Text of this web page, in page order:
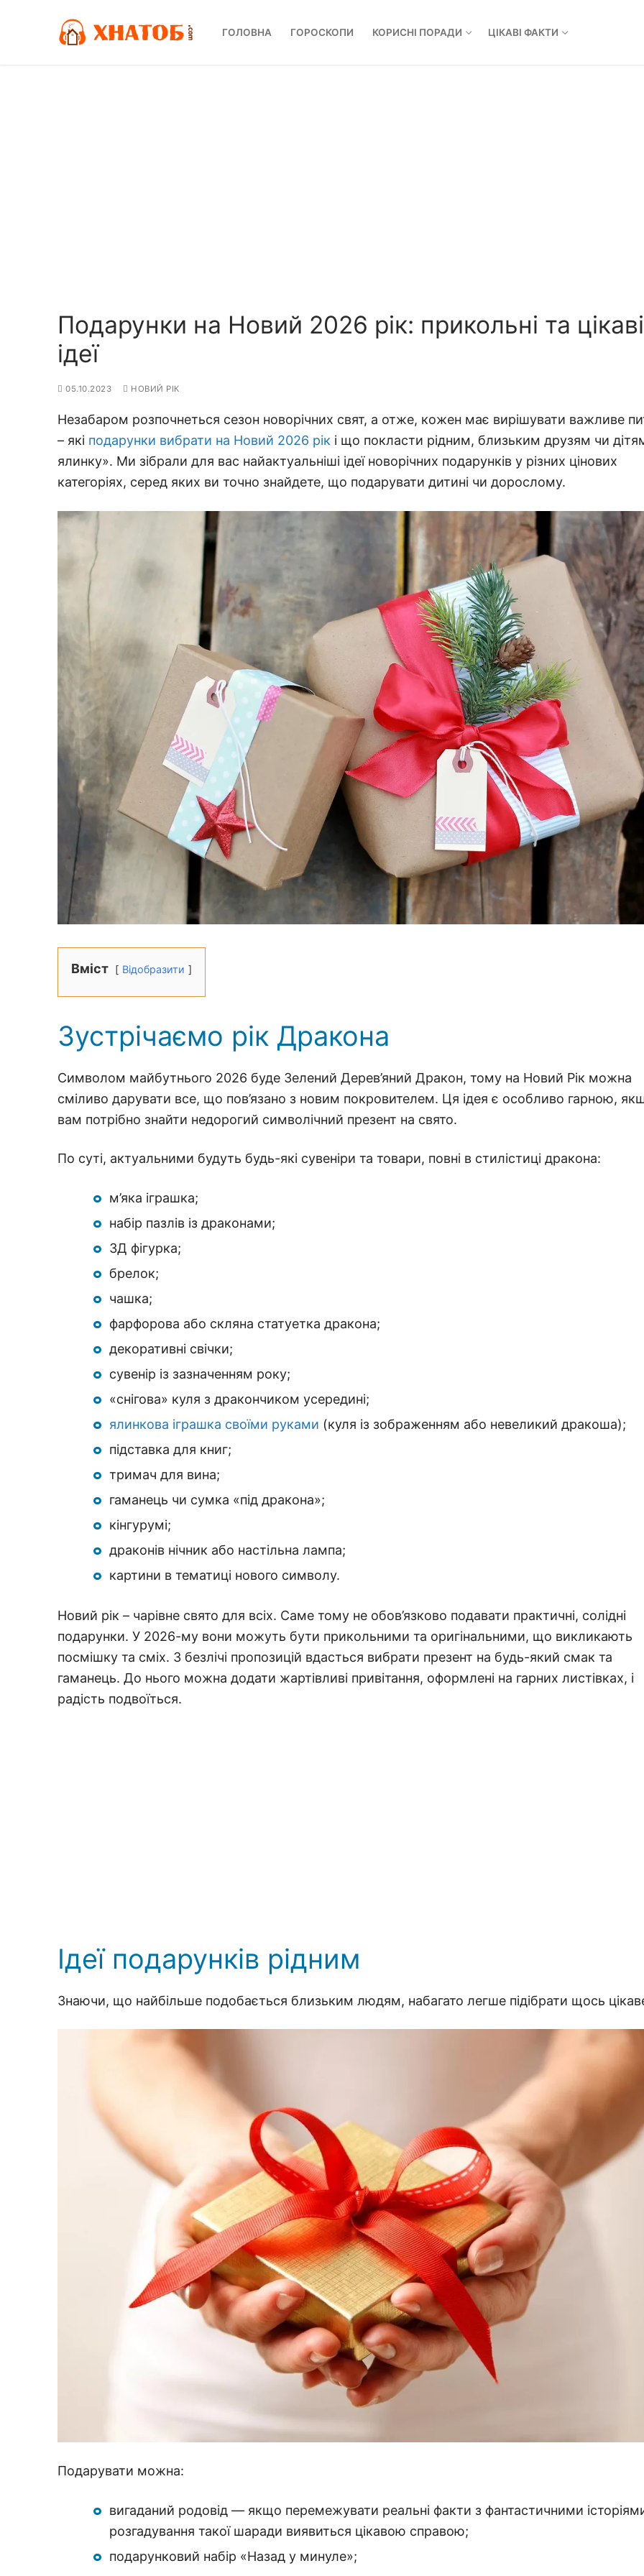
ГОЛОВНА ГОРОСКОПИ КОРИСНІ ПОРАДИ ЦІКАВІ ФАКТИ
Подарунки на Новий 2026 рік: прикольні та цікаві
ідеї
05.10.2023 НОВИЙ РІК
Незабаром розпочнеться сезон новорічних свят, а отже, кожен має вирішувати важливе
– які подарунки вибрати на Новий 2026 рік і що покласти рідним, близьким друзям чи
ялинку». Ми зібрали для вас найактуальніші ідеї новорічних подарунків у різних цінових
категоріях, серед яких ви точно знайдете, що подарувати дитині чи дорослому.
Вміст Відобразити
Зустрічаємо рік Дракона
Символом майбутнього 2026 буде Зелений Дерев’яний Дракон, тому на Новий Рік можна
сміливо дарувати все, що пов’язано з новим покровителем. Ця ідея є особливо гарною,
вам потрібно знайти недорогий символічний презент на свято.
По суті, актуальними будуть будь-які сувеніри та товари, повні в стилістиці дракона:
м’яка іграшка;
набір пазлів із драконами;
3Д фігурка;
брелок;
чашка;
фарфорова або скляна статуетка дракона;
декоративні свічки;
сувенір із зазначенням року;
«снігова» куля з дракончиком усередині;
ялинкова іграшка своїми руками (куля із зображенням або невеликий дракоша);
підставка для книг;
тримач для вина;
гаманець чи сумка «під дракона»;
кінгурумі;
драконів нічник або настільна лампа;
картини в тематиці нового символу.
Новий рік – чарівне свято для всіх. Саме тому не обов’язково подавати практичні, солідні
подарунки. У 2026-му вони можуть бути прикольними та оригінальними, що викликають
посмішку та сміх. З безлічі пропозицій вдасться вибрати презент на будь-який смак та
гаманець. До нього можна додати жартівливі привітання, оформлені на гарних листівках, і
радість подвоїться.
Ідеї подарунків рідним
Знаючи, що найбільше подобається близьким людям, набагато легше підібрати щось
Подарувати можна:
вигаданий родовід — якщо перемежувати реальні факти з фантастичними
розгадування такої шаради виявиться цікавою справою;
подарунковий набір «Назад у минуле»;